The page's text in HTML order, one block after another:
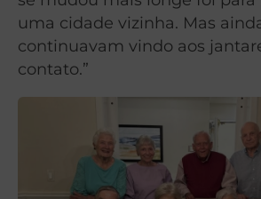
uma cidade vizinha. Mas
continuavam vindo aos
contato.”